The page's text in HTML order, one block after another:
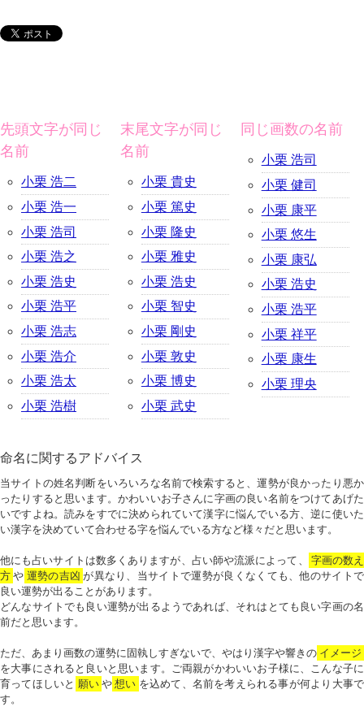
先頭文字が同じ
名前
小栗 浩二
小栗 浩一
小栗 浩司
小栗 浩之
小栗 浩史
小栗 浩平
小栗 浩志
小栗 浩介
小栗 浩太
小栗 浩樹
末尾文字が同じ
名前
小栗 貴史
小栗 篤史
小栗 隆史
小栗 雅史
小栗 浩史
小栗 智史
小栗 剛史
小栗 敦史
小栗 博史
小栗 武史
同じ画数の名前
小栗 浩司
小栗 健司
小栗 康平
小栗 悠生
小栗 康弘
小栗 浩史
小栗 浩平
小栗 祥平
小栗 康生
小栗 理央
命名に関するアドバイス
当サイトの姓名判断をいろいろな名前で検索すると、運勢が良かったり悪か
ったりすると思います。かわいいお子さんに字画の良い名前をつけてあげた
いですよね。読みをすでに決められていて漢字に悩んでいる方、逆に使いた
い漢字を決めていて合わせる字を悩んでいる方など様々だと思います。
他にも占いサイトは数多くありますが、占い師や流派によって、
字画の数え
方 や 運勢の吉凶 が異なり、当サイトで運勢が良くなくても、他のサイトで
良い運勢が出ることがあります。
どんなサイトでも良い運勢が出るようであれば、それはとても良い字画の名
前だと思います。
ただ、あまり画数の運勢に固執しすぎないで、やはり漢字や響きの イメージ
を大事にされると良いと思います。ご両親がかわいいお子様に、こんな子に
育ってほしいと 願い や 想い を込めて、名前を考えられる事が何より大事で
す。